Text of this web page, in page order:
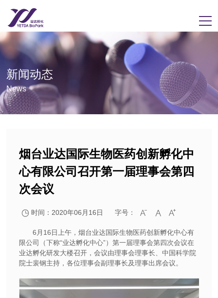
新闻动态
News
烟台业达国际生物医药创新孵化中
心有限公司召开第一届理事会第四
次会议
 时间：2020年06月16日 字号：   
6月16日上午，烟台业达国际生物医药创新孵化中心有
限公司（下称“业达孵化中心”）第一届理事会第四次会议在
业达孵化研发大楼召开，会议由理事会理事长、中国科学院
院士裴钢主持，各位理事会副理事长及理事出席会议。